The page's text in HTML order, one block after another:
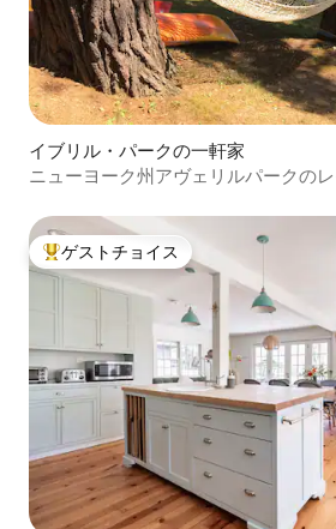
イブリル・パークの一軒家
ニューヨーク州アヴェリルパークの
大好評のゲストチョイスです。
ゲストチョイス